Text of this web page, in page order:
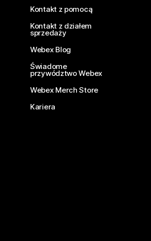
Kontakt z pomocą
Kontakt z działem
sprzedaży
Webex Blog
Świadome
przywództwo Webex
Webex Merch Store
Kariera